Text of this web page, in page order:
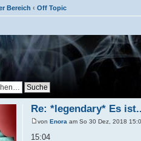
Bereich ‹ Off Topic
Re: *legendary* Es
von Enora am So 30 Dez, 2018
15:04